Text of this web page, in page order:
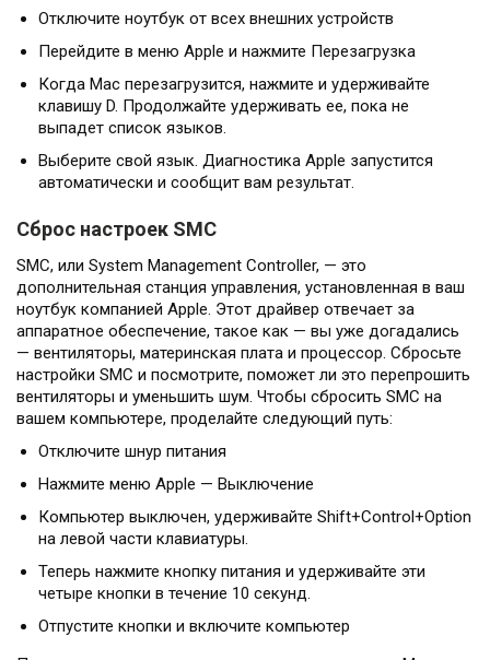
Отключите ноутбук от всех внешних устройств
Перейдите в меню Apple и нажмите Перезагрузка
Когда Mac перезагрузится, нажмите и удерживайте
клавишу D. Продолжайте удерживать ее, пока не
выпадет список языков.
Выберите свой язык. Диагностика Apple запустится
автоматически и сообщит вам результат.
Сброс настроек SMC
SMC, или System Management Controller, — это
дополнительная станция управления, установленная в ваш
ноутбук компанией Apple. Этот драйвер отвечает за
аппаратное обеспечение, такое как — вы уже догадались
— вентиляторы, материнская плата и процессор. Сбросьте
настройки SMC и посмотрите, поможет ли это перепрошить
вентиляторы и уменьшить шум. Чтобы сбросить SMC на
вашем компьютере, проделайте следующий путь:
Отключите шнур питания
Нажмите меню Apple — Выключение
Компьютер выключен, удерживайте Shift+Control+Option
на левой части клавиатуры.
Теперь нажмите кнопку питания и удерживайте эти
четыре кнопки в течение 10 секунд.
Отпустите кнопки и включите компьютер